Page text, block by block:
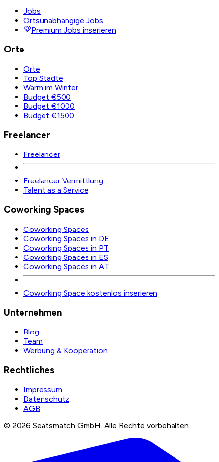
Jobs
Ortsunabhängige Jobs
Premium Jobs inserieren
Orte
Orte
Top Städte
Warm im Winter
Budget €500
Budget €1000
Budget €1500
Freelancer
Freelancer
Freelancer Vermittlung
Talent as a Service
Coworking Spaces
Coworking Spaces
Coworking Spaces in DE
Coworking Spaces in PT
Coworking Spaces in ES
Coworking Spaces in AT
Coworking Space kostenlos inserieren
Unternehmen
Blog
Team
Werbung & Kooperation
Rechtliches
Impressum
Datenschutz
AGB
© 2026 Seatsmatch GmbH. Alle Rechte vorbehalten.